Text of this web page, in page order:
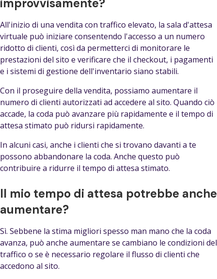
improvvisamente?
All'inizio di una vendita con traffico elevato, la sala d'attesa
virtuale può iniziare consentendo l'accesso a un numero
ridotto di clienti, così da permetterci di monitorare le
prestazioni del sito e verificare che il checkout, i pagamenti
e i sistemi di gestione dell'inventario siano stabili.
Con il proseguire della vendita, possiamo aumentare il
numero di clienti autorizzati ad accedere al sito. Quando ciò
accade, la coda può avanzare più rapidamente e il tempo di
attesa stimato può ridursi rapidamente.
In alcuni casi, anche i clienti che si trovano davanti a te
possono abbandonare la coda. Anche questo può
contribuire a ridurre il tempo di attesa stimato.
Il mio tempo di attesa potrebbe anche
aumentare?
Sì. Sebbene la stima migliori spesso man mano che la coda
avanza, può anche aumentare se cambiano le condizioni del
traffico o se è necessario regolare il flusso di clienti che
accedono al sito.